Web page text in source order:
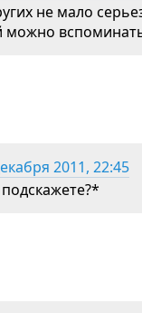
не мало
2011, 22:45